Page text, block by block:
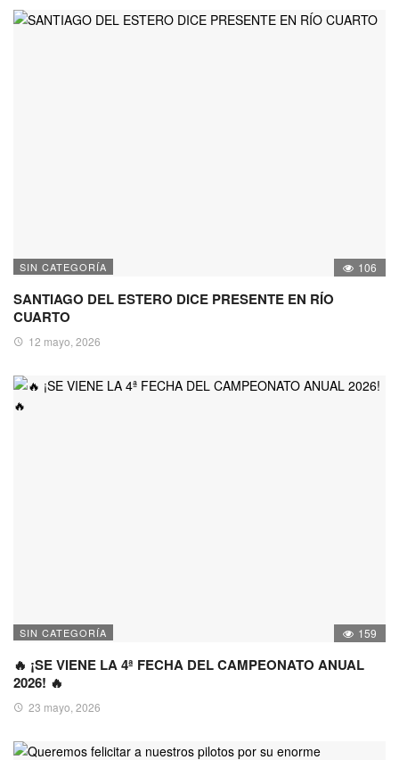
SIN CATEGORÍA 106
SANTIAGO DEL ESTERO DICE PRESENTE EN RÍO
CUARTO
12 mayo, 2026
SIN CATEGORÍA 159
🔥 ¡SE VIENE LA 4ª FECHA DEL CAMPEONATO ANUAL
2026! 🔥
23 mayo, 2026